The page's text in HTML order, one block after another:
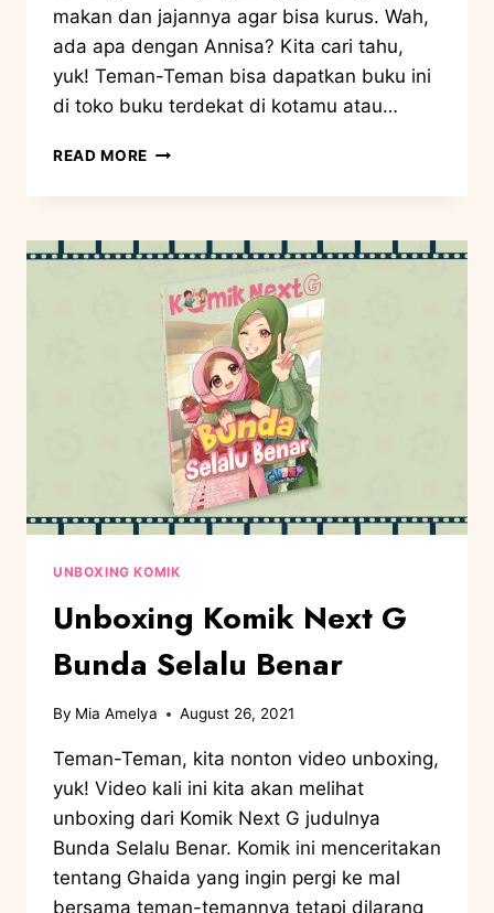
makan dan jajannya agar bisa kurus. Wah,
ada apa dengan Annisa? Kita cari tahu,
yuk! Teman-Teman bisa dapatkan buku ini
di toko buku terdekat di kotamu atau…
READ MORE
UNBOXING KOMIK
Unboxing Komik Next G
Bunda Selalu Benar
By Mia Amelya August 26, 2021
Teman-Teman, kita nonton video unboxing,
yuk! Video kali ini kita akan melihat
unboxing dari Komik Next G judulnya
Bunda Selalu Benar. Komik ini menceritakan
tentang Ghaida yang ingin pergi ke mal
bersama teman-temannya tetapi dilarang